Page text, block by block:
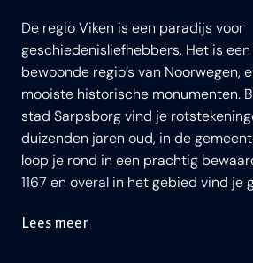
De regio Viken is een paradijs voor
geschiedenisliefhebbers. Het is
bewoonde regio’s van Noorwegen,
mooiste historische monumenten.
stad Sarpsborg vind je
duizenden jaren oud, in de
loop je rond in een prachtig
1167 en overal in het gebied vind je
Lees meer